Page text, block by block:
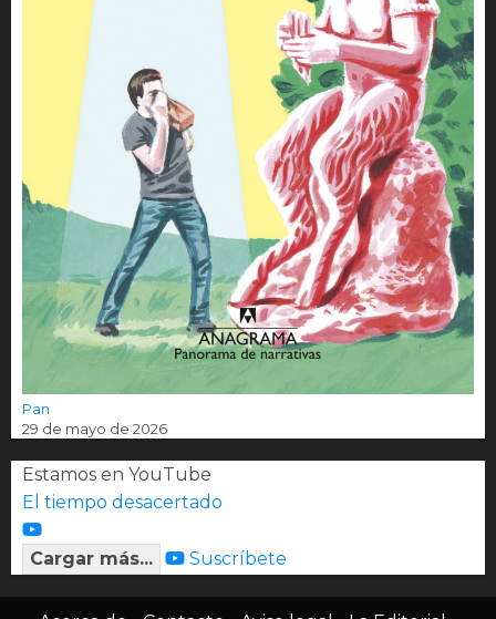
Pan
29 de mayo de 2026
Estamos en YouTube
El tiempo desacertado
Cargar más... Suscríbete